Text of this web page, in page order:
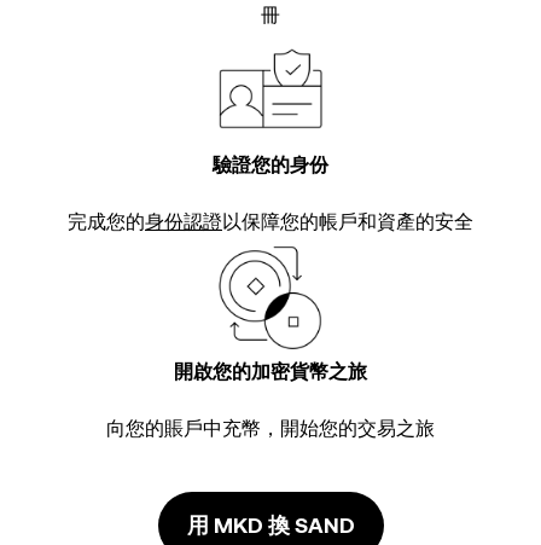
冊
驗證您的身份
完成您的身份認證以保障您的帳戶和資產的安全
開啟您的加密貨幣之旅
向您的賬戶中充幣，開始您的交易之旅
用 MKD 換 SAND